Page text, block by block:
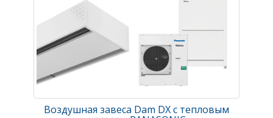
Воздушная завеса Dam DX с тепловым